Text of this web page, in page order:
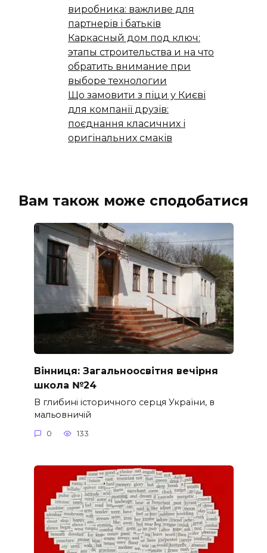
виробника: важливе для
партнерів і батьків
Каркасный дом под ключ:
этапы строительства и на что
обратить внимание при
выборе технологии
Що замовити з піци у Києві
для компанії друзів:
поєднання класичних і
оригінальних смаків
Вам також може сподобатися
Вінниця: Загальноосвітня вечірня
школа №24
В глибині історичного серця України, в
мальовничій
0 133